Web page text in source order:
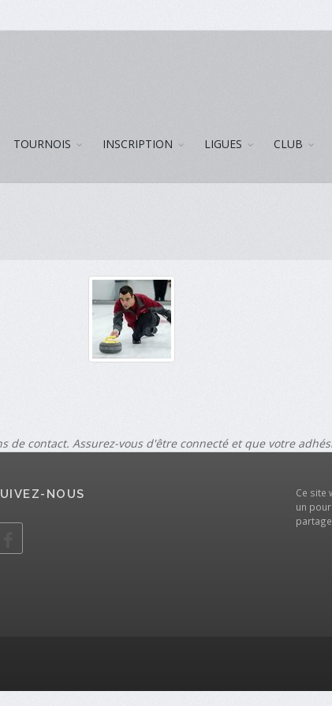
TOURNOIS INSCRIPTION LIGUES CLUB
contact. Assurez-vous d'être connecté et que votre
NOUS Ce site
un